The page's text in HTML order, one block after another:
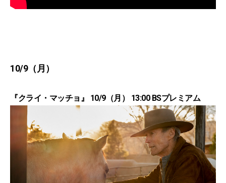
10/9（月）
『クライ・マッチョ』 10/9（月） 13:00 BSプレミアム